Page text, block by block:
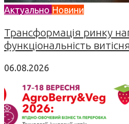
Актуально Новини
Трансформація ринку
функціональність
06.08.2026